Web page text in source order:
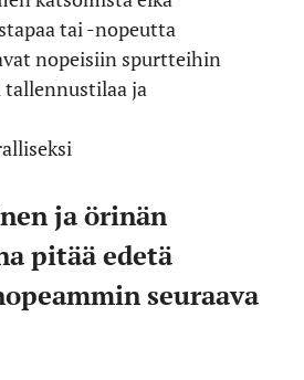
tai -nopeutta
nopeisiin spurtteihin
ja
ja örinän
pitää edetä
seuraava